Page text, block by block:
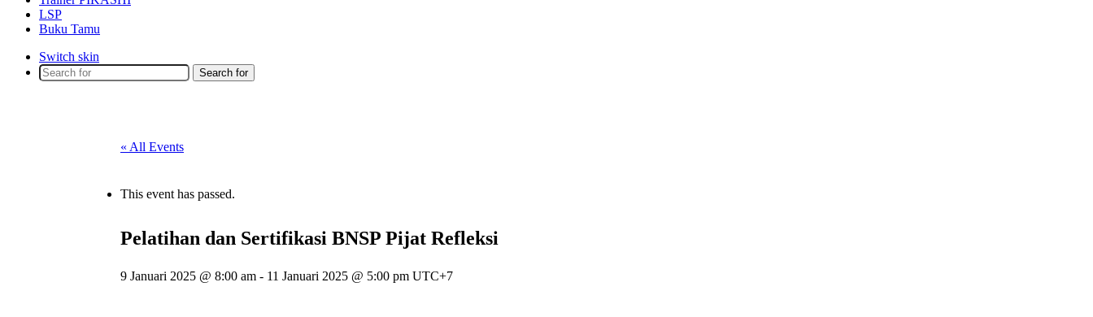
LSP
Buku Tamu
Switch skin
Search for
« All Events
This event has passed.
Pelatihan dan Sertifikasi BNSP Pijat Refleksi
9 Januari 2025 @ 8:00 am - 11 Januari 2025 @ 5:00 pm UTC+7